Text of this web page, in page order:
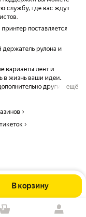
В корзину
службу, где вас ждут
поставляется
держатель рулона и
варианты лент и
в жизнь ваши идеи.
другие
ещё